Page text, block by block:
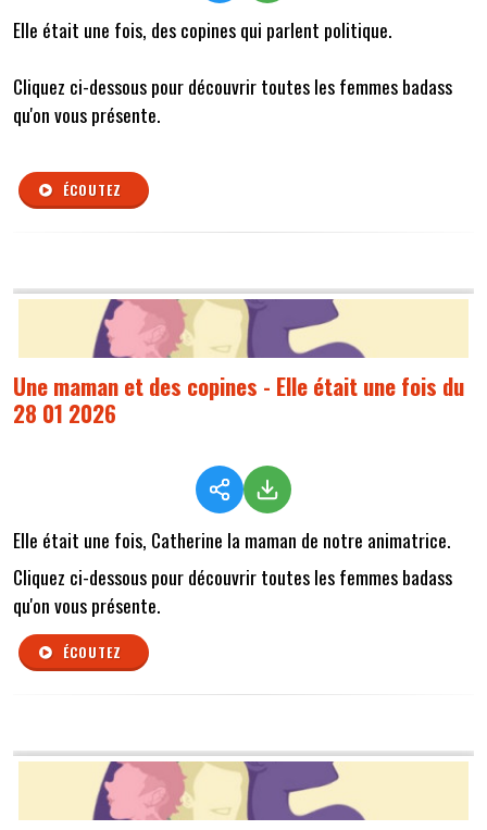
Elle était une fois, des copines qui parlent politique.
Cliquez ci-dessous pour découvrir toutes les femmes badass
qu'on vous présente.
ÉCOUTEZ
Une maman et des copines - Elle était une fois du
28 01 2026
Elle était une fois, Catherine la maman de notre animatrice.
Cliquez ci-dessous pour découvrir toutes les femmes badass
qu'on vous présente.
ÉCOUTEZ